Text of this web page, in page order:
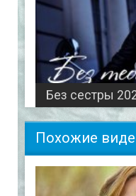
Без сестры
Похожие